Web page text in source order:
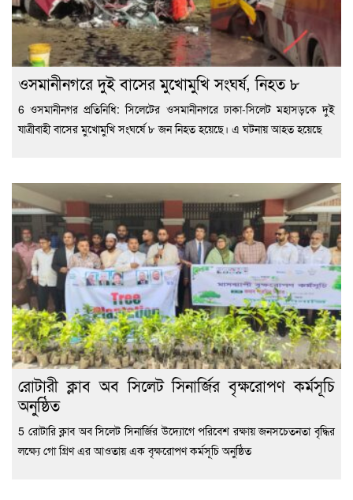
ওসমানীনগরে দুই বাসের মুখোমুখি সংঘর্ষ, নিহত ৮
6 ওসমানীনগর প্রতিনিধি: সিলেটের ওসমানীনগরে ঢাকা-সিলেট মহাসড়কে দুই
যাত্রীবাহী বাসের মুখোমুখি সংঘর্ষে ৮ জন নিহত হয়েছে। এ ঘটনায় আহত হয়েছে
রোটারী ক্লাব অব সিলেট সিনার্জির বৃক্ষরোপণ কর্মসূচি
অনুষ্ঠিত
5 রোটারি ক্লাব অব সিলেট সিনার্জির উদ্যোগে পরিবেশ রক্ষায় জনসচেতনতা বৃদ্ধির
লক্ষ্যে গো গ্রিণ এর আওতায় এক বৃক্ষরোপণ কর্মসূচি অনুষ্ঠিত